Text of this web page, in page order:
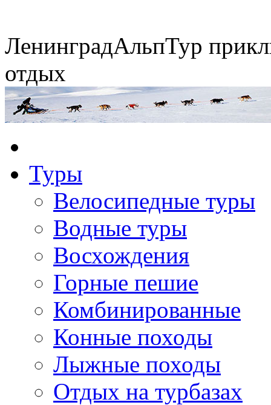
ЛенинградАльпТур
отдых
Туры
Велосипедные туры
Водные туры
Восхождения
Горные пешие
Комбинированные
Конные походы
Лыжные походы
Отдых на турбазах